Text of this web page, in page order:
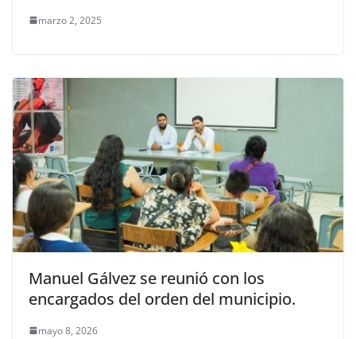
marzo 2, 2025
Manuel Gálvez se reunió con los
encargados del orden del municipio.
mayo 8, 2026